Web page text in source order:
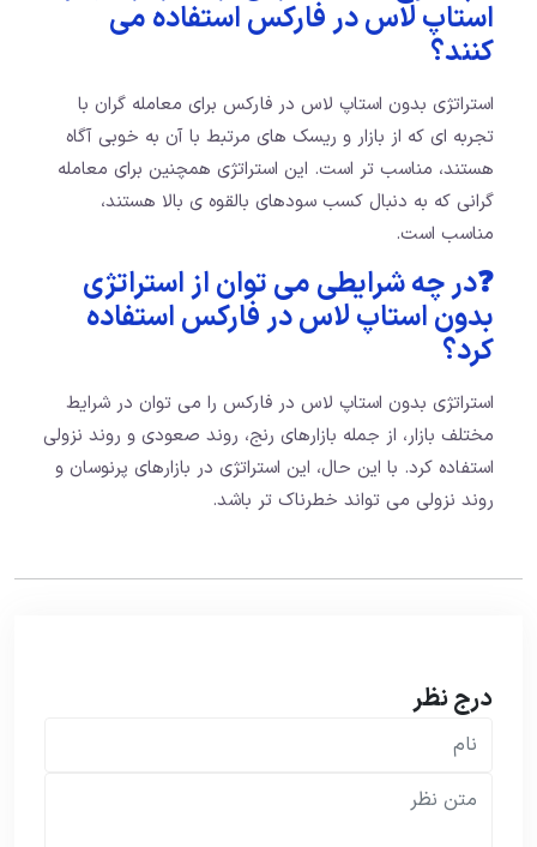
استاپ لاس در فارکس استفاده می
کنند؟
استراتژی بدون استاپ لاس در فارکس برای معامله گران با
تجربه ای که از بازار و ریسک های مرتبط با آن به خوبی آگاه
هستند، مناسب تر است. این استراتژی همچنین برای معامله
گرانی که به دنبال کسب سودهای بالقوه ی بالا هستند،
مناسب است.
❓در چه شرایطی می توان از استراتژی
بدون استاپ لاس در فارکس استفاده
کرد؟
استراتژی بدون استاپ لاس در فارکس را می توان در شرایط
مختلف بازار، از جمله بازارهای رنج، روند صعودی و روند نزولی
استفاده کرد. با این حال، این استراتژی در بازارهای پرنوسان و
روند نزولی می تواند خطرناک تر باشد.
درج نظر